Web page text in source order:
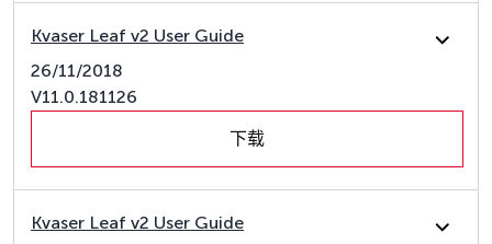
Kvaser Leaf v2 User Guide
26/11/2018
V11.0.181126
下载
Kvaser Leaf v2 User Guide